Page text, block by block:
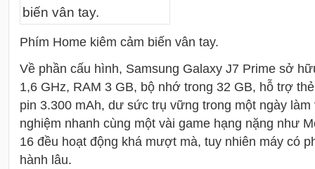
Phím Home kiêm cảm biến vân tay.
Về phần cấu hình, Samsung Galaxy J7 Prime sở
1,6 GHz, RAM 3 GB, bộ nhớ trong 32 GB, hỗ trợ
pin 3.300 mAh, dư sức trụ vững trong một ngày
nghiệm nhanh cùng một vài game hạng nặng như
16 đều hoạt động khá mượt mà, tuy nhiên máy có
hành lâu.